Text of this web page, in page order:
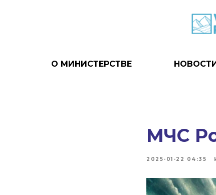
О МИНИСТЕРСТВЕ
МЧС
2025-01-22 04:35